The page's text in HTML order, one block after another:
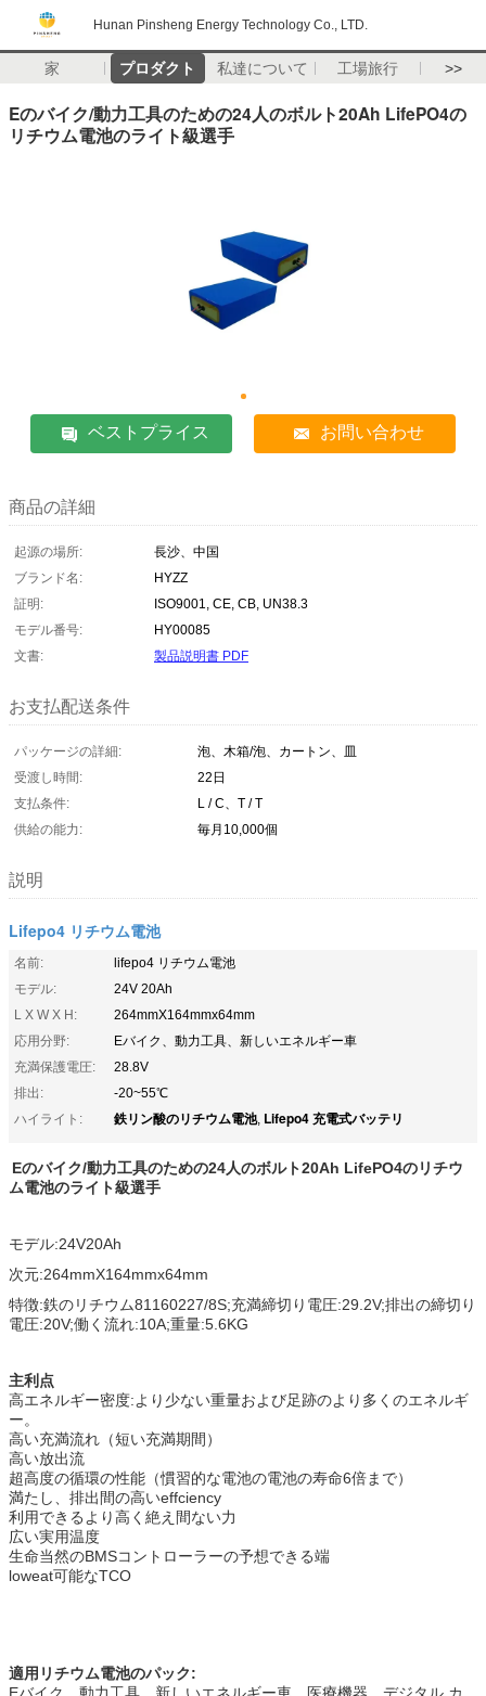
Hunan Pinsheng Energy Technology Co., LTD.
家 プロダクト 私達について 工場旅行 >>
Eのバイク/動力工具のための24人のボルト20Ah LifePO4の
リチウム電池のライト級選手
ベストプライス お問い合わせ
商品の詳細
起源の場所:
長沙、中国
ブランド名:
HYZZ
証明:
ISO9001, CE, CB, UN38.3
モデル番号:
HY00085
文書:
製品説明書 PDF
お支払配送条件
パッケージの詳細:
泡、木箱/泡、カートン、皿
受渡し時間:
22日
支払条件:
L / C、T / T
供給の能力:
毎月10,000個
説明
Lifepo4 リチウム電池
名前:
lifepo4 リチウム電池
モデル:
24V 20Ah
L X W X H:
264mmX164mmx64mm
応用分野:
Eバイク、動力工具、新しいエネルギー車
充満保護電圧:
28.8V
排出:
-20~55℃
ハイライト:
鉄リン酸のリチウム電池, Lifepo4 充電式バッテリ
Eのバイク/動力工具のための24人のボルト20Ah LifePO4のリチウ
ム電池のライト級選手
モデル:24V20Ah
次元:264mmX164mmx64mm
特徴:鉄のリチウム81160227/8S;充満締切り電圧:29.2V;排出の締切り
電圧:20V;働く流れ:10A;重量:5.6KG
主利点
高エネルギー密度:より少ない重量および足跡のより多くのエネルギ
ー。
高い充満流れ（短い充満期間）
高い放出流
超高度の循環の性能（慣習的な電池の電池の寿命6倍まで）
満たし、排出間の高いeffciency
利用できるより高く絶え間ない力
広い実用温度
生命当然のBMSコントローラーの予想できる端
loweat可能なTCO
適用リチウム電池のパック: